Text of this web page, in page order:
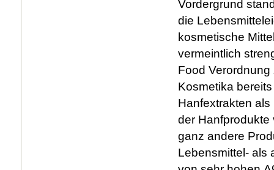
Vordergrund
die
kosmetische
vermeintlich
Food
Kosmetika
Hanfextrakten
der Hanfprodukte
ganz andere
Lebensmittel- als